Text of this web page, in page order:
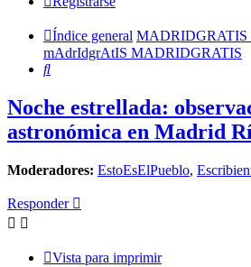
Índice general MADRIDGRATIS
mAdrIdgrAtIS MADRIDGRATIS
Buscar
Noche estrellada:
astronómica en Madrid
Moderadores: EstoEsElPueblo,
Responder
Vista para imprimir